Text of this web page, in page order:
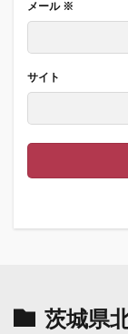
メール ※
サイト
茨城県